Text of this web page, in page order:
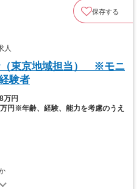
保存する
人
（東京地域担当） ※モニ
験者
万円
円※年齢、経験、能力を考慮のうえ